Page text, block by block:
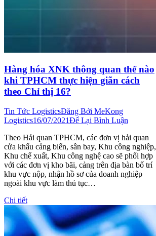
Hàng hóa XNK thông quan thế nào
khi TPHCM thực hiện giãn cách
theo Chỉ thị 16?
Tin Tức LogisticsĐăng Bởi MeKong
Logistics16/07/2021Để Lại Bình Luận
Theo Hải quan TPHCM, các đơn vị hải quan
cửa khẩu cảng biển, sân bay, Khu công nghiệp,
Khu chế xuất, Khu công nghệ cao sẽ phối hợp
với các đơn vị kho bãi, cảng trên địa bàn bố trí
khu vực nộp, nhận hồ sơ của doanh nghiệp
ngoài khu vực làm thủ tục…
Chi tiết